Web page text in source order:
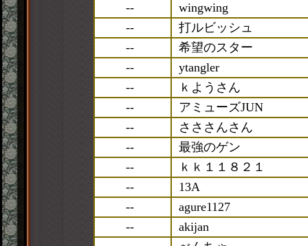
--
wingwing
--
打ルビッシュ
--
希望のスター
--
ytangler
--
ｋようさん
--
アミューズJUN
--
さささんさん
--
最強のゲン
--
ｋｋ１１８２１
--
13A
--
agure1127
--
akijan